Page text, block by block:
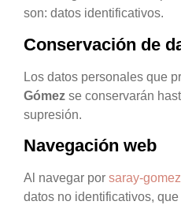
son: datos identificativos.
Conservación de
Los datos personales que
Gómez se conservarán
supresión.
Navegación web
Al navegar por saray-
datos no identificativos,